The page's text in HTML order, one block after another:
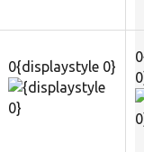
0{displaystyle 0}